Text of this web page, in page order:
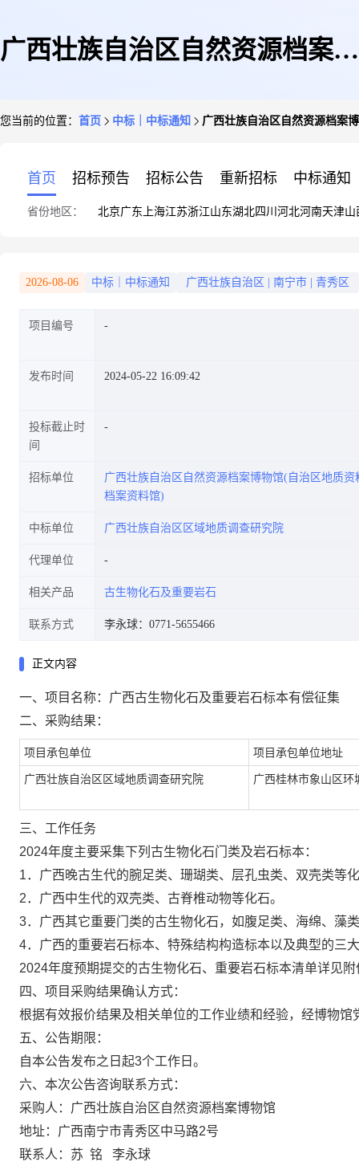
广西壮族自治区自然资源档案博
您当前的位置： 首页 中标｜中标通知 广西壮族自治区自然资源档案
首页 招标预告 招标公告 重新招标 中标通知
省份地区： 北京广东 上海江苏浙江山东湖北四川 河北河南天津山
2026-08-06 中标｜中标通知 广西壮族自治区 南宁市 青秀区
项目编号
发布时间 2024-05-22 16:09:42
投标截止时
间
招标单位
广西壮族自治区自然资源档案博物馆(自治区地质
档案资料馆)
中标单位 广西壮族自治区区域地质调查研究院
代理单位
相关产品 古生物化石及重要岩石
联系方式 李永球：0771-5655466
正文内容
一、项目名称：广西古生物化石及重要岩石标本有偿征集
二、采购结果：
项目承包单位 项目承包单位地址
广西壮族自治区区域地质调查研究院 广西桂林市象山区环
三、工作任务
2024年度主要采集下列古生物化石门类及岩石标本：
1．广西晚古生代的腕足类、珊瑚类、层孔虫类、双壳类等
2．广西中生代的双壳类、古脊椎动物等化石。
3．广西其它重要门类的古生物化石，如腹足类、海绵、藻
4．广西的重要岩石标本、特殊结构构造标本以及典型的三
2024年度预期提交的古生物化石、重要岩石标本清单详见附
四、项目采购结果确认方式：
根据有效报价结果及相关单位的工作业绩和经验，经博物馆
五、公告期限：
自本公告发布之日起3个工作日。
六、本次公告咨询联系方式：
采购人：广西壮族自治区自然资源档案博物馆
地址：广西南宁市青秀区中马路2号
联系人：苏 铭
李永球